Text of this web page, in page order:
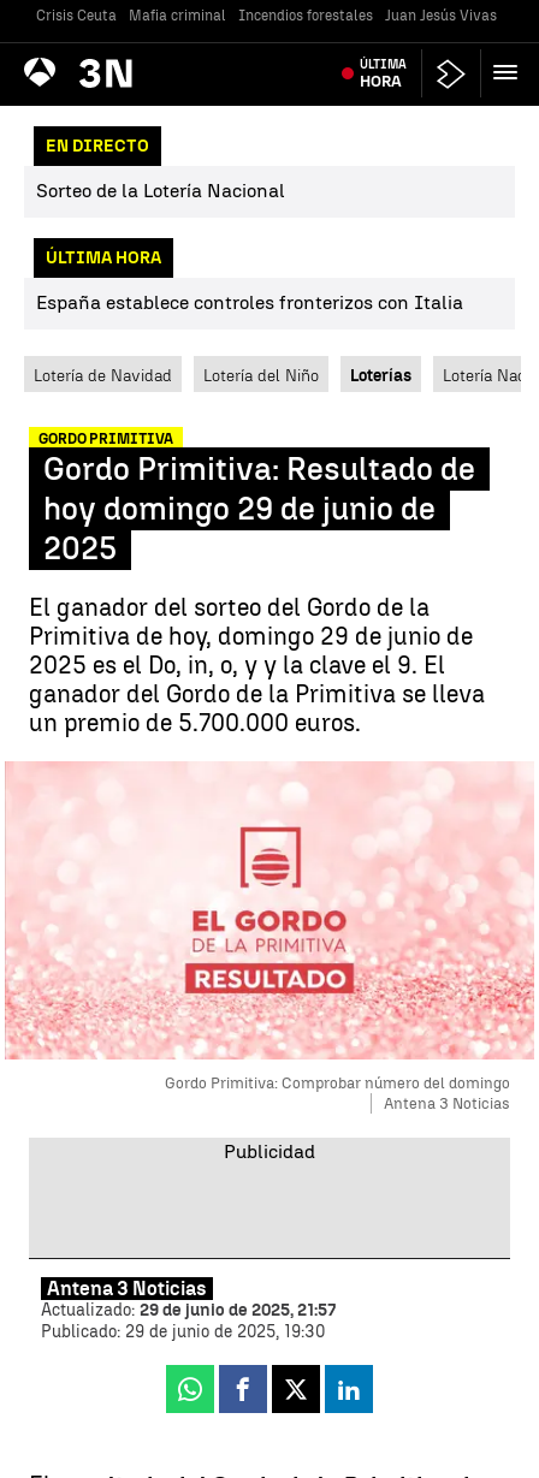
Crisis Ceuta Mafia criminal Incendios forestales Juan Jesús Vivas
Antena
3 Noticias ÚLTIMA
HORA
EN DIRECTO
Sorteo de la Lotería Nacional
ÚLTIMA HORA
España establece controles fronterizos con Italia
Lotería de Navidad Lotería del Niño Loterías Lotería
GORDO PRIMITIVA
Gordo Primitiva: Resultado de
hoy domingo 29 de junio de
2025
El ganador del sorteo del Gordo de la
Primitiva de hoy, domingo 29 de junio de
2025 es el Do, in, o, y y la clave el 9. El
ganador del Gordo de la Primitiva se lleva
un premio de 5.700.000 euros.
Gordo Primitiva: Comprobar número del domingo
Antena 3 Noticias
Antena 3 Noticias
Actualizado: 29 de junio de 2025, 21:57
Publicado: 29 de junio de 2025, 19:30
Whatsapp
Facebook
X Linkedin